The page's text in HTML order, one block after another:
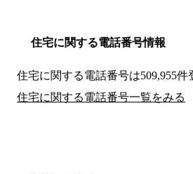
住宅に関する電話番号情報
住宅に関する電話番号は509,955件
住宅に関する電話番号一覧をみる